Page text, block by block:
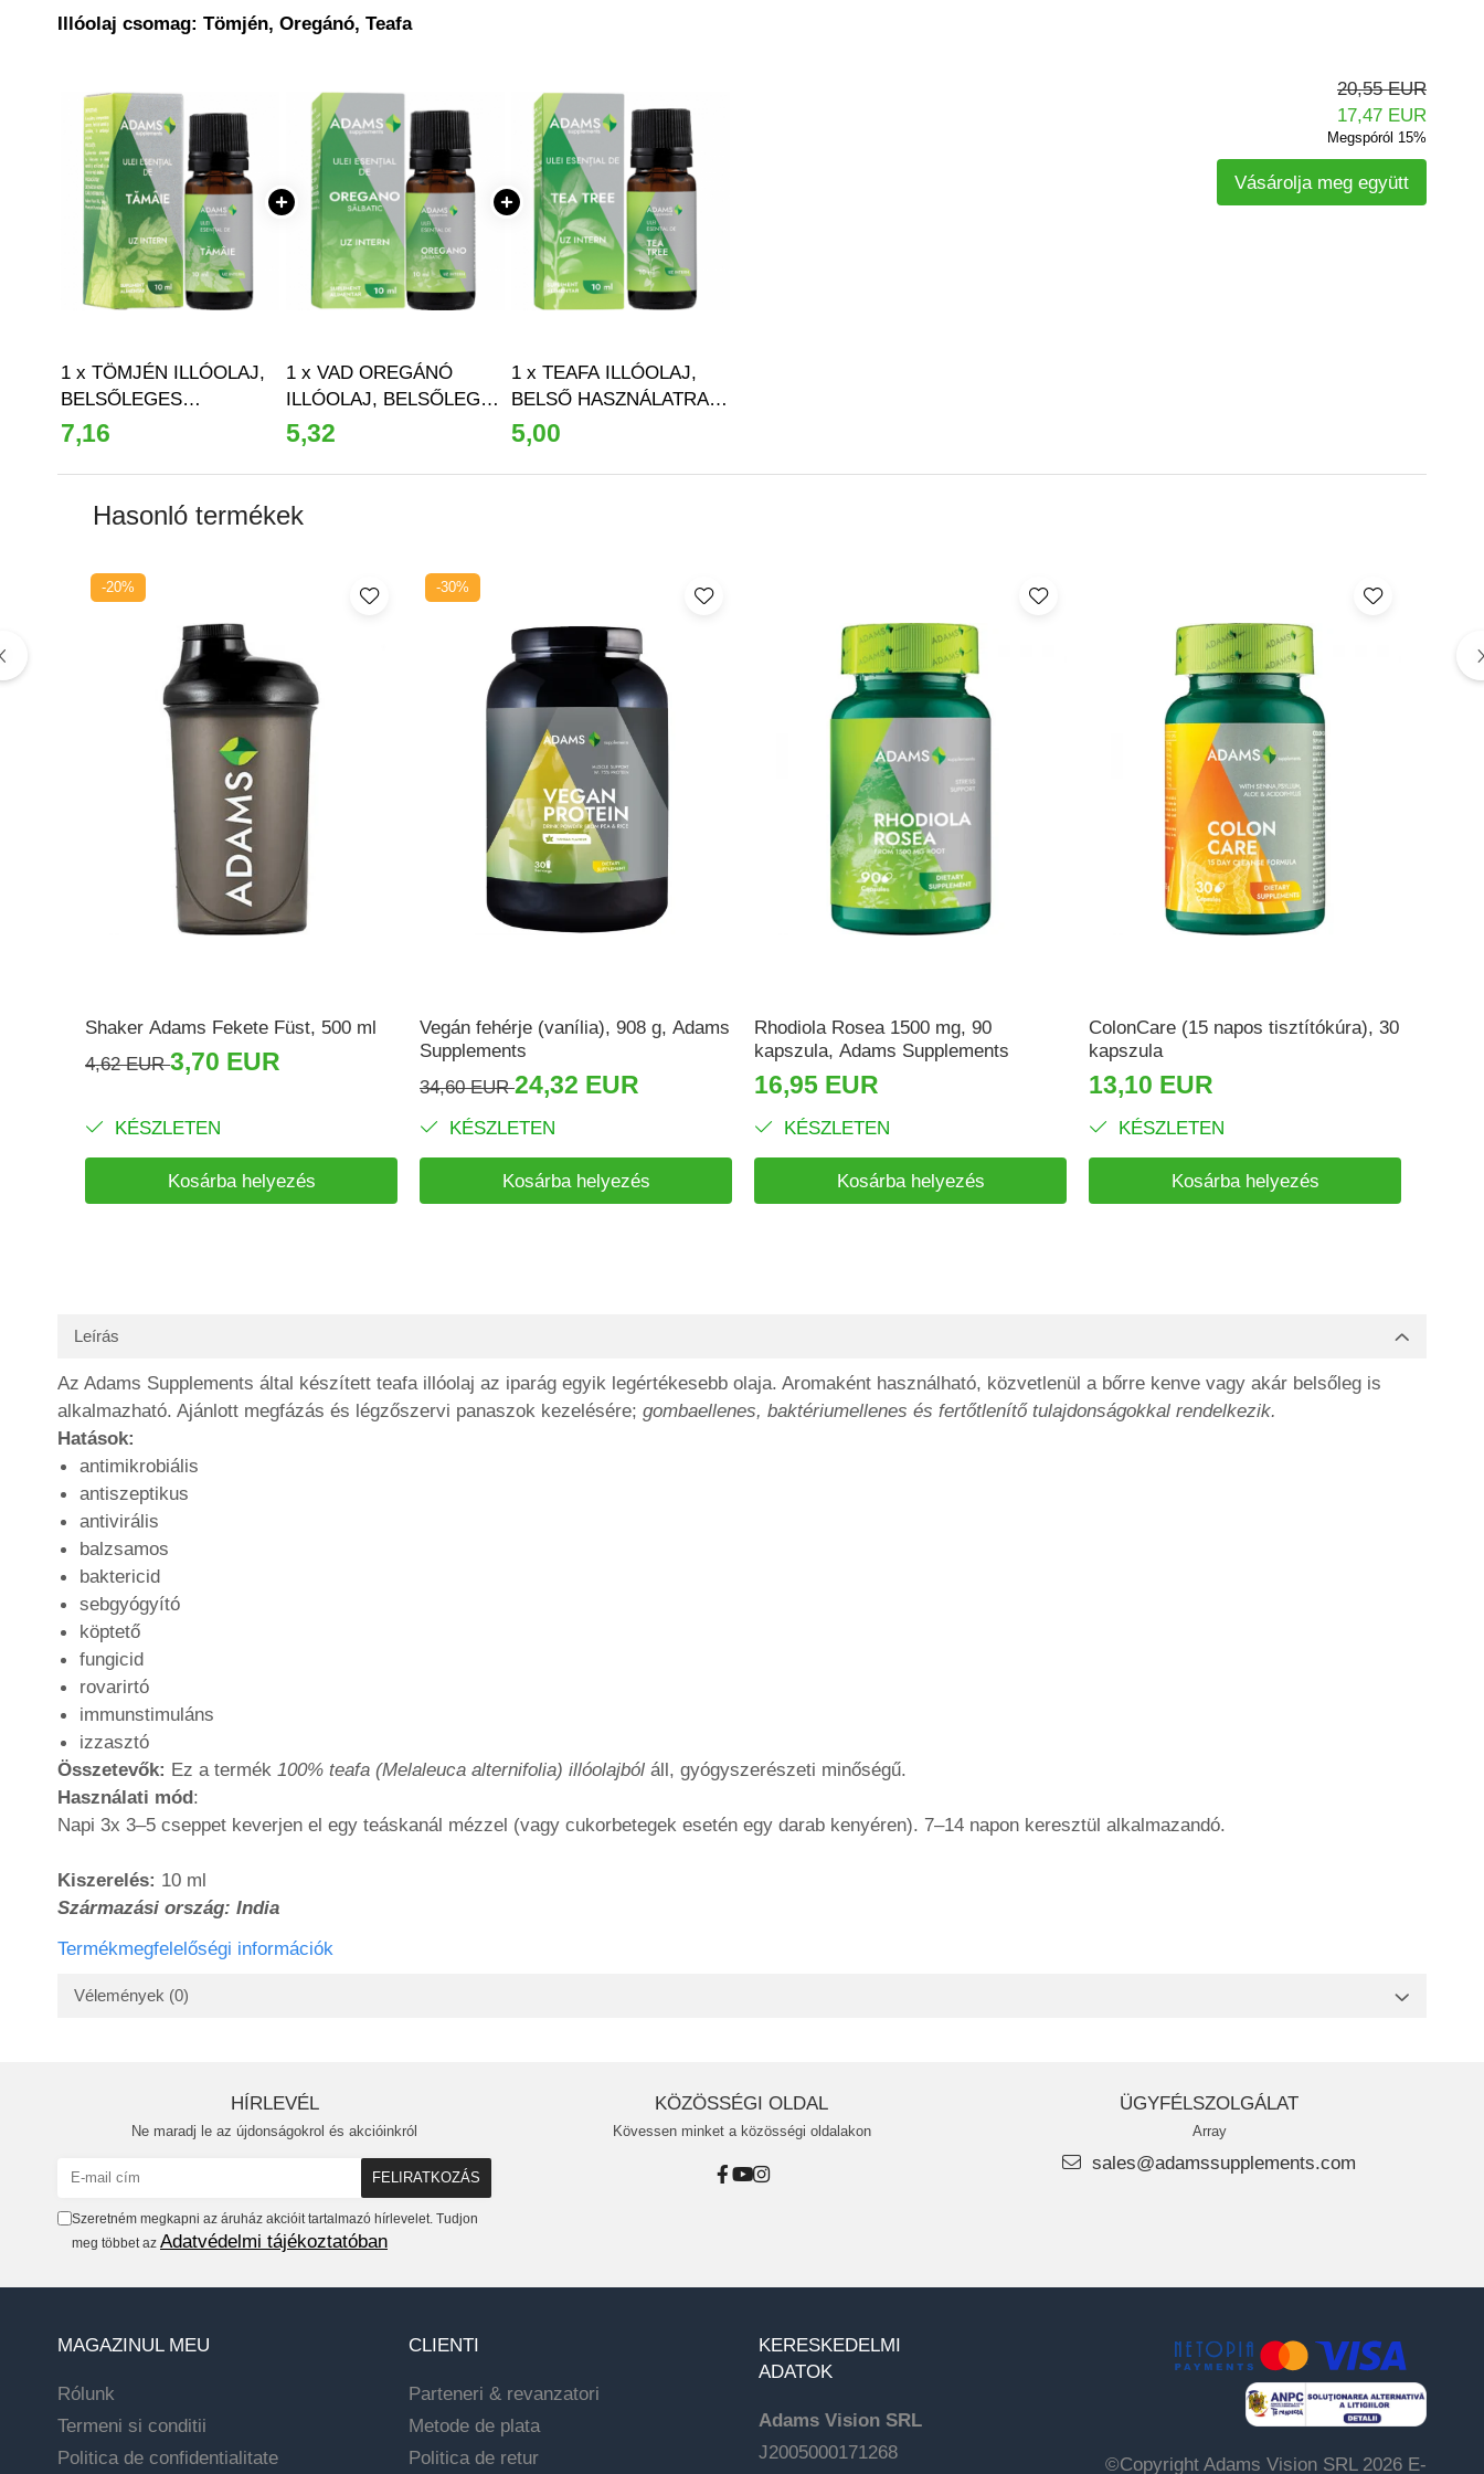
Pajzsmirigy
Potencia
Prosztata
Szívbetegségek
Termékenység
Vérszegénység
Ízületi problémák
Öregedésgátlás, szépség
Illóolaj csomag: Tömjén, Oregánó, Teafa
1 x TÖMJÉN ILLÓOLAJ,
BELSŐLEGES
HASZNÁLATRA, 10 ML,
ADAMS SUPPLEMENTS
7,16
1 x VAD OREGÁNÓ
ILLÓOLAJ, BELSŐLEGES
HASZNÁLATRA, 10 ML,
ADAMS SUPPLEMENTS
5,32
1 x TEAFA ILLÓOLAJ,
BELSŐ HASZNÁLATRA,
10 ML, ADAMS
SUPPLEMENTS
5,00
20,55 EUR
17,47 EUR
Megspóról 15%
Vásárolja meg együtt
Hasonló termékek
-20%
Shaker Adams Fekete Füst, 500 ml
4,62 EUR3,70 EUR
KÉSZLETEN
Kosárba helyezés
-30%
Vegán fehérje (vanília), 908 g, Adams
Supplements
34,60 EUR24,32 EUR
KÉSZLETEN
Kosárba helyezés
Rhodiola Rosea 1500 mg, 90
kapszula, Adams Supplements
16,95 EUR
KÉSZLETEN
Kosárba helyezés
ColonCare (15 napos tisztítókúra), 30
kapszula
13,10 EUR
KÉSZLETEN
Kosárba helyezés
Leírás
Az Adams Supplements által készített teafa illóolaj az iparág egyik legértékesebb olaja. Aromaként használható, közvetlenül a bőrre kenve vagy akár belsőleg is
alkalmazható. Ajánlott megfázás és légzőszervi panaszok kezelésére; gombaellenes, baktériumellenes és fertőtlenítő tulajdonságokkal rendelkezik.
Hatások:
antimikrobiális
antiszeptikus
antivirális
balzsamos
baktericid
sebgyógyító
köptető
fungicid
rovarirtó
immunstimuláns
izzasztó
Összetevők: Ez a termék 100% teafa (Melaleuca alternifolia) illóolajból áll, gyógyszerészeti minőségű.
Használati mód:
Napi 3x 3–5 cseppet keverjen el egy teáskanál mézzel (vagy cukorbetegek esetén egy darab kenyéren). 7–14 napon keresztül alkalmazandó.
Kiszerelés: 10 ml
Származási ország: India
Termékmegfelelőségi információk
Vélemények (0)
HÍRLEVÉL
Ne maradj le az újdonságokrol és akcióinkról
Szeretném megkapni az áruház akcióit tartalmazó hírlevelet. Tudjon
meg többet az Adatvédelmi tájékoztatóban
KÖZÖSSÉGI OLDAL
Kövessen minket a közösségi oldalakon
ÜGYFÉLSZOLGÁLAT
Array
sales@adamssupplements.com
MAGAZINUL MEU
Rólunk
Termeni si conditii
Politica de confidentialitate
CLIENTI
Parteneri & revanzatori
Metode de plata
Politica de retur
KERESKEDELMI
ADATOK
Adams Vision SRL
J2005000171268
©Copyright Adams Vision SRL 2026 E-